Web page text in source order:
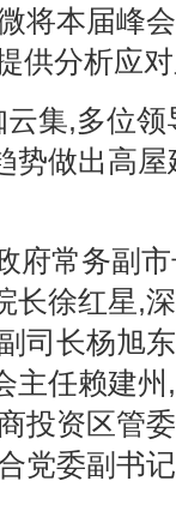
将本届峰
供分析应
集,多位
势做出高
府常务副
长徐红星,
司长杨旭
主任赖建
投资区管
党委副书